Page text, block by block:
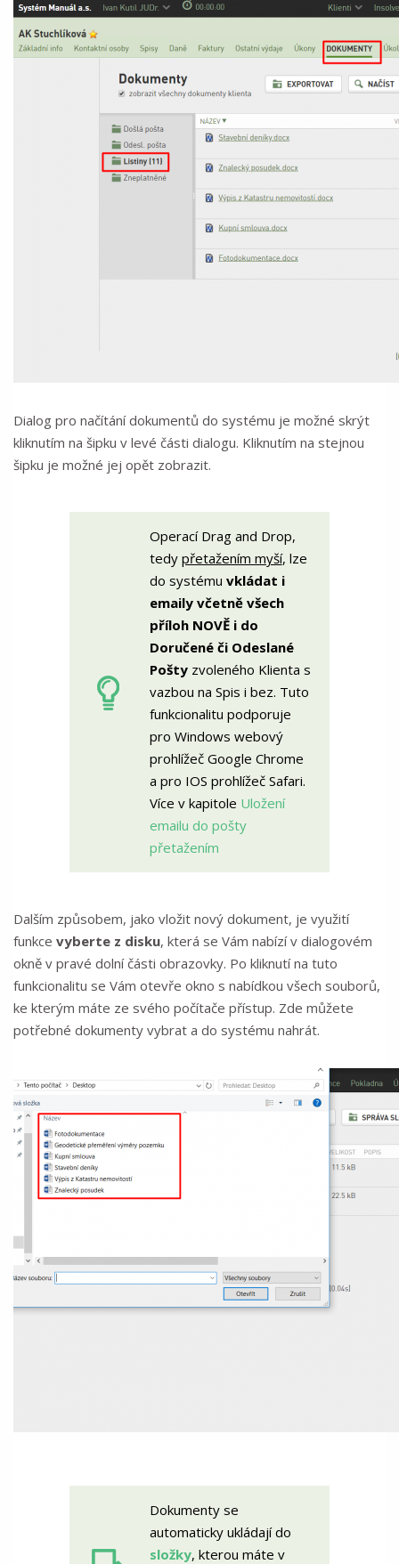
Dialog pro načítání dokumentů do systému je možné skrýt
kliknutím na šipku v levé části dialogu. Kliknutím na stejnou
šipku je možné jej opět zobrazit.
Operací Drag and Drop,
tedy přetažením myší, lze
do systému vkládat i
emaily včetně všech
příloh NOVĚ i do
Doručené či Odeslané
Poštyzvoleného Klienta s
vazbou na Spis i bez. Tuto
funkcionalitu podporuje
pro Windows webový
prohlížeč Google Chrome
a pro IOS prohlížeč Safari.
Více v kapitole Uložení
emailu do pošty
přetažením
Dalším způsobem, jako vložit nový dokument, je využití
funkce vyberte z disku, která se Vám nabízí v dialogovém
okně v pravé dolní části obrazovky. Po kliknutí na tuto
funkcionalitu se Vám otevře okno s nabídkou všech souborů,
ke kterým máte ze svého počítače přístup. Zde můžete
potřebné dokumenty vybrat a do systému nahrát.
Dokumenty se
automaticky ukládají do
složky, kterou máte v